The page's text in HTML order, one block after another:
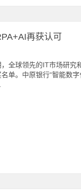
再获认可
，全球领先的IT市场研究
单。中原银行“智能数